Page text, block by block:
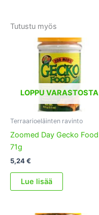
Tutustu myös
LOPPU VARASTOSTA
Terraarioeläinten ravinto
Zoomed Day Gecko Food
71g
5,24€
Lue lisää